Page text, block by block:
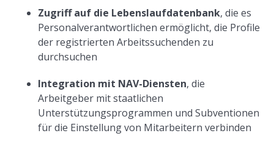
Zugriff auf die Lebenslaufdatenbank, die es
Personalverantwortlichen ermöglicht, die Profile
der registrierten Arbeitssuchenden zu
durchsuchen
Integration mit NAV-Diensten, die
Arbeitgeber mit staatlichen
Unterstützungsprogrammen und Subventionen
für die Einstellung von Mitarbeitern verbinden